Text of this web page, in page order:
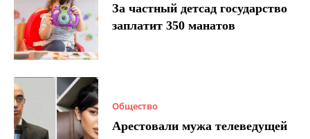
За частный детсад государство
заплатит 350 манатов
Общество
Арестовали мужа телеведущей